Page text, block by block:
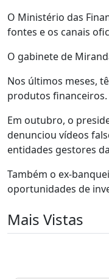
O Ministério das
fontes e os canais
O gabinete de
Nos últimos meses,
produtos financeiros.
Em outubro, o
denunciou vídeos
entidades gestores
Também o ex-
oportunidades de
Mais Vistas